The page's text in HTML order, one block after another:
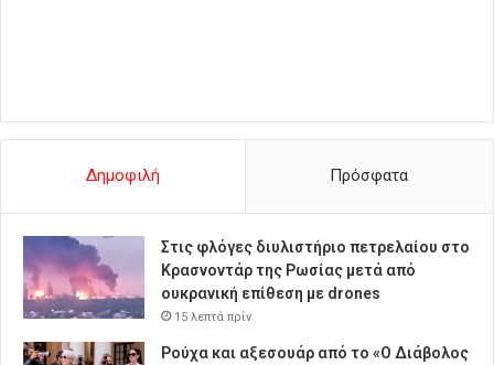
Δημοφιλή Πρόσφατα
Στις φλόγες διυλιστήριο πετρελαίου στο
Κρασνοντάρ της Ρωσίας μετά από
ουκρανική επίθεση με drones
15 λεπτά πρίν
Ρούχα και αξεσουάρ από το «Ο Διάβολος